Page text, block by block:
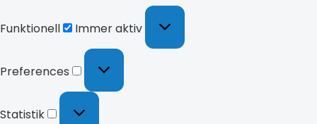
Funktionell Immer aktiv
Preferences
Statistik